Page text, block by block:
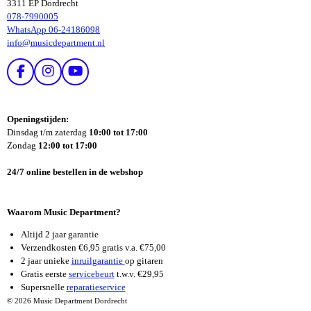
3311 EP Dordrecht
078-7990005
WhatsApp 06-24186098
info@musicdepartment.nl
F
B
O
I
T
A
R
M
Y
U
E
Openingstijden:
Dinsdag t/m zaterdag 10:00 tot 17:00
Zondag 12:00 tot 17:00
24/7 online bestellen in de webshop
Waarom Music Department?
Altijd 2 jaar garantie
Verzendkosten €6,95 gratis v.a. €75,00
2 jaar unieke inruilgarantie op gitaren
Gratis eerste servicebeurtt.w.v. €29,95
Supersnelle reparatieservice
© 2026 Music Department Dordrecht